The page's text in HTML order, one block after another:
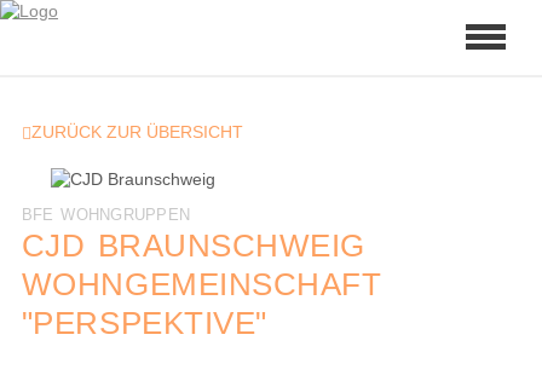
ZURÜCK ZUR ÜBERSICHT
BFE WOHNGRUPPEN
CJD BRAUNSCHWEIG
WOHNGEMEINSCHAFT
"PERSPEKTIVE"